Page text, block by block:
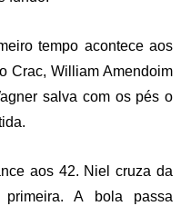
tempo acontece aos
Crac, William Amendoim
salva com os pés o
aos 42. Niel cruza da
A bola passa